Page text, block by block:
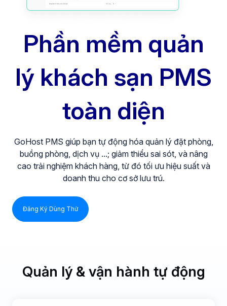
Phần mềm quản
lý khách sạn PMS
toàn diện
GoHost PMS giúp bạn tự động hóa quản lý đặt phòng,
buồng phòng, dịch vụ ...; giảm thiểu sai sót, và nâng
cao trải nghiệm khách hàng, từ đó tối ưu hiệu suất và
doanh thu cho cơ sở lưu trú.
Đăng Ký Dùng Thử
Quản lý & vận hành tự động